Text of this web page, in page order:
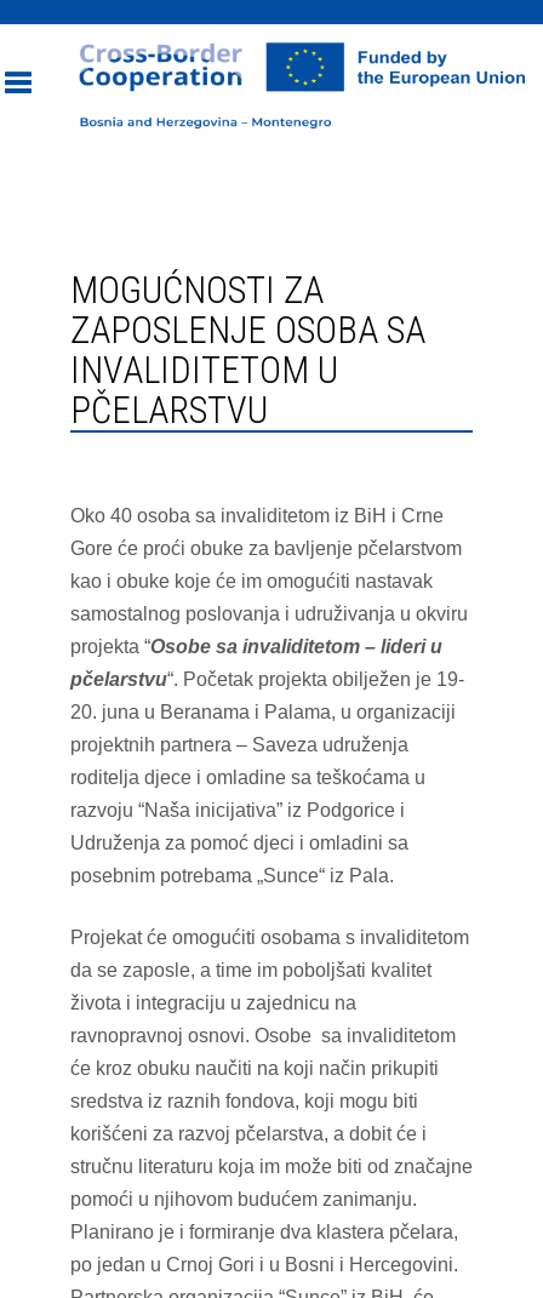
MOGUĆNOSTI ZA
ZAPOSLENJE OSOBA SA
INVALIDITETOM U
PČELARSTVU
Oko 40 osoba sa invaliditetom iz BiH i Crne
Gore će proći obuke za bavljenje pčelarstvom
kao i obuke koje će im omogućiti nastavak
samostalnog poslovanja i udruživanja u okviru
projekta “Osobe sa invaliditetom – lideri u
pčelarstvu“. Početak projekta obilježen je 19-
20. juna u Beranama i Palama, u organizaciji
projektnih partnera – Saveza udruženja
roditelja djece i omladine sa teškoćama u
razvoju “Naša inicijativa” iz Podgorice i
Udruženja za pomoć djeci i omladini sa
posebnim potrebama „Sunce“ iz Pala.
Projekat će omogućiti osobama s invaliditetom
da se zaposle, a time im poboljšati kvalitet
života i integraciju u zajednicu na
ravnopravnoj osnovi. Osobe sa invaliditetom
će kroz obuku naučiti na koji način prikupiti
sredstva iz raznih fondova, koji mogu biti
korišćeni za razvoj pčelarstva, a dobit će i
stručnu literaturu koja im može biti od značajne
pomoći u njihovom budućem zanimanju.
Planirano je i formiranje dva klastera pčelara,
po jedan u Crnoj Gori i u Bosni i Hercegovini.